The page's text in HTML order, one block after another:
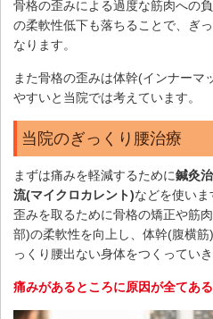
骨格の歪みによる過度な筋肉への
の柔軟性低下も落ちることで、ぎ
なります。
また骨格の歪みは体幹(インナーマ
やすいと当院では考えています。
当院のぎっくり腰治療
まずは痛みを軽減するために鍼灸
流(マイクロカレント)などを使い
歪みを取るために骨格の矯正や筋
部)の柔軟性を向上し、体幹(腹横
っくり腰出ない身体をつくっていき
痛みがあるところに原因が全てあ